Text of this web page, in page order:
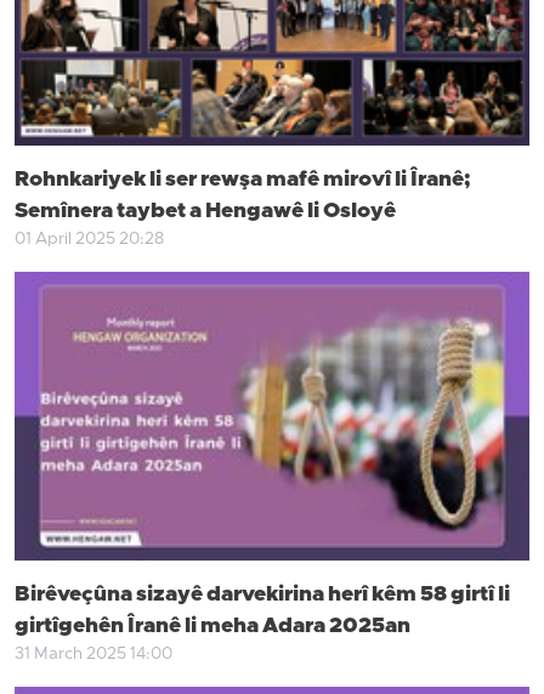
Rohnkariyek li ser rewşa mafê mirovî li Îranê;
Semînera taybet a Hengawê li Osloyê
01 April 2025 20:28
Birêveçûna sizayê darvekirina herî kêm 58 girtî li
girtîgehên Îranê li meha Adara 2025an
31 March 2025 14:00